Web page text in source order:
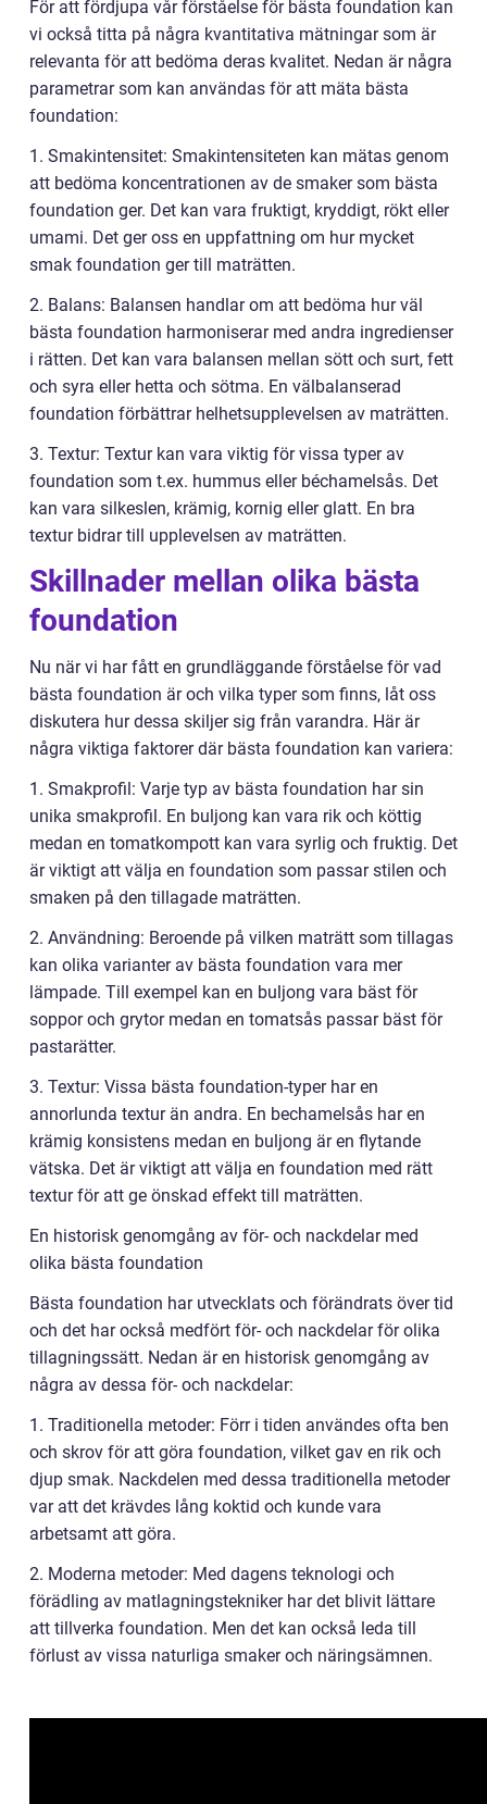
För att fördjupa vår förståelse för bästa foundation kan
vi också titta på några kvantitativa mätningar som är
relevanta för att bedöma deras kvalitet. Nedan är några
parametrar som kan användas för att mäta bästa
foundation:
1. Smakintensitet: Smakintensiteten kan mätas genom
att bedöma koncentrationen av de smaker som bästa
foundation ger. Det kan vara fruktigt, kryddigt, rökt eller
umami. Det ger oss en uppfattning om hur mycket
smak foundation ger till maträtten.
2. Balans: Balansen handlar om att bedöma hur väl
bästa foundation harmoniserar med andra ingredienser
i rätten. Det kan vara balansen mellan sött och surt, fett
och syra eller hetta och sötma. En välbalanserad
foundation förbättrar helhetsupplevelsen av maträtten.
3. Textur: Textur kan vara viktig för vissa typer av
foundation som t.ex. hummus eller béchamelsås. Det
kan vara silkeslen, krämig, kornig eller glatt. En bra
textur bidrar till upplevelsen av maträtten.
Skillnader mellan olika bästa
foundation
Nu när vi har fått en grundläggande förståelse för vad
bästa foundation är och vilka typer som finns, låt oss
diskutera hur dessa skiljer sig från varandra. Här är
några viktiga faktorer där bästa foundation kan variera:
1. Smakprofil: Varje typ av bästa foundation har sin
unika smakprofil. En buljong kan vara rik och köttig
medan en tomatkompott kan vara syrlig och fruktig. Det
är viktigt att välja en foundation som passar stilen och
smaken på den tillagade maträtten.
2. Användning: Beroende på vilken maträtt som tillagas
kan olika varianter av bästa foundation vara mer
lämpade. Till exempel kan en buljong vara bäst för
soppor och grytor medan en tomatsås passar bäst för
pastarätter.
3. Textur: Vissa bästa foundation-typer har en
annorlunda textur än andra. En bechamelsås har en
krämig konsistens medan en buljong är en flytande
vätska. Det är viktigt att välja en foundation med rätt
textur för att ge önskad effekt till maträtten.
En historisk genomgång av för- och nackdelar med
olika bästa foundation
Bästa foundation har utvecklats och förändrats över tid
och det har också medfört för- och nackdelar för olika
tillagningssätt. Nedan är en historisk genomgång av
några av dessa för- och nackdelar:
1. Traditionella metoder: Förr i tiden användes ofta ben
och skrov för att göra foundation, vilket gav en rik och
djup smak. Nackdelen med dessa traditionella metoder
var att det krävdes lång koktid och kunde vara
arbetsamt att göra.
2. Moderna metoder: Med dagens teknologi och
förädling av matlagningstekniker har det blivit lättare
att tillverka foundation. Men det kan också leda till
förlust av vissa naturliga smaker och näringsämnen.